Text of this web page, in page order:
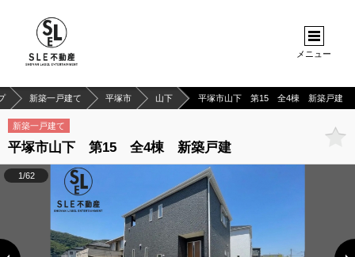
メニュー
新築一戸建て 平塚市 山下 平塚市山下 第15 全4棟 新築戸建
新築一戸建て
平塚市山下 第15 全4棟 新築戸建
1/62